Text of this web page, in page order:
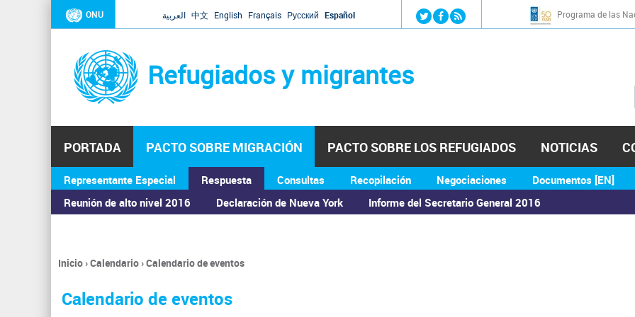
Jump to navigation
ONU العربية 中文 English Français Русский Español Programa de las
Refugiados y migrantes
PORTADA PACTO SOBRE MIGRACIÓN
Representante Especial
Respuesta
Reunión de alto nivel 2016
Declaración de Nueva York Informe del Secretario General 2016
Consultas Recopilación Negociaciones Documentos [EN]
PACTO SOBRE LOS REFUGIADOS NOTICIAS
ASAMBLEA GENERAL
Se
encuentra
usted
Inicio›Calendario›Calendario de eventos
Calendario de eventos